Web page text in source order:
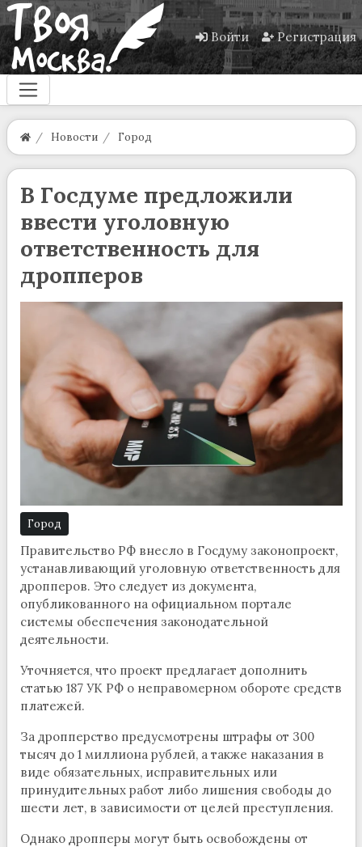
Войти Регистрация
Новости Город
В Госдуме предложили
ввести уголовную
ответственность для
дропперов
Город
Правительство РФ внесло в Госдуму законопроект,
устанавливающий уголовную ответственность для
дропперов. Это следует из документа,
опубликованного на официальном портале
системы обеспечения законодательной
деятельности.
Уточняется, что проект предлагает дополнить
статью 187 УК РФ о неправомерном обороте средств
платежей.
За дропперство предусмотрены штрафы от 300
тысяч до 1 миллиона рублей, а также наказания в
виде обязательных, исправительных или
принудительных работ либо лишения свободы до
шести лет, в зависимости от целей преступления.
Однако дропперы могут быть освобождены от